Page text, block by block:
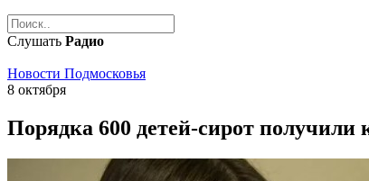
Слушать Радио
Новости Подмосковья
8 октября
Порядка 600 детей-сирот получили